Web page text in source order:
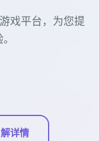
戏平台，为您提
详情